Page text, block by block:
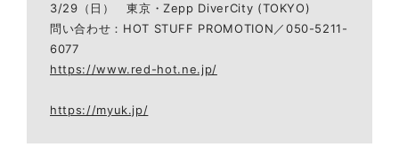
3/29（日） 東京・Zepp DiverCity (TOKYO)
問い合わせ：HOT STUFF PROMOTION／050-5211-
6077
https://www.red-hot.ne.jp/
https://myuk.jp/